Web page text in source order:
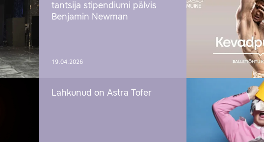
tantsija stipendiumi pälvis
Benjamin Newman
19.04.2026
Lahkunud on Astra Tofer